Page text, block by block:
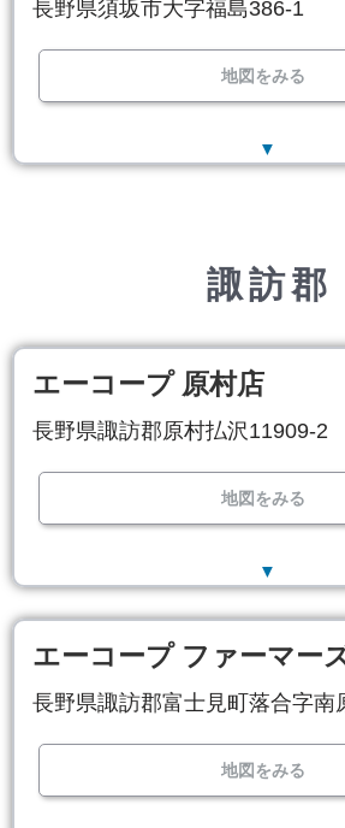
長野県須坂市大字福島386-1
地図をみる
▼
諏訪郡
エーコープ 原村店
長野県諏訪郡原村払沢11909-2
地図をみる
▼
エーコープ ファーマー
長野県諏訪郡富士見町落合字南
地図をみる